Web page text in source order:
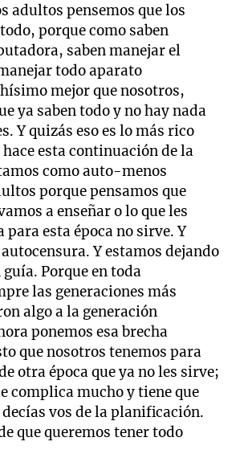
adultos pensemos que los
porque como saben
saben manejar el
todo aparato
mejor que nosotros,
ya saben todo y no hay nada
Y quizás eso es lo más rico
hace esta continuación de la
como auto-menos
porque pensamos que
a enseñar o lo que les
para esta época no sirve. Y
Y estamos dejando
Porque en toda
las generaciones más
algo a la generación
ponemos esa brecha
que nosotros tenemos para
otra época que ya no les sirve;
complica mucho y tiene que
decías vos de la planificación.
que queremos tener todo